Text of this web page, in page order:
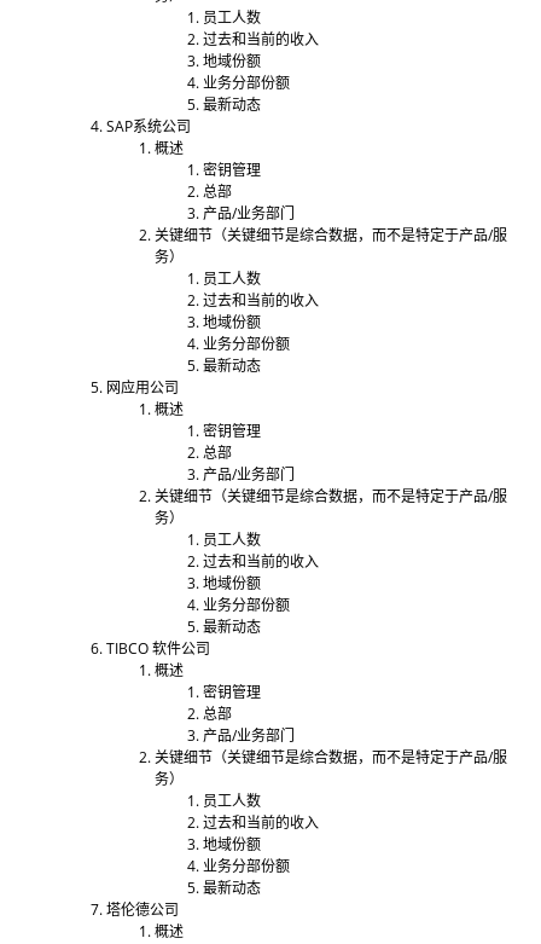
员工人数
过去和当前的收入
地域份额
业务分部份额
最新动态
SAP系统公司
概述
密钥管理
总部
产品/业务部门
关键细节（关键细节是综合数据，而不是特定于产品/服
务）
员工人数
过去和当前的收入
地域份额
业务分部份额
最新动态
网应用公司
概述
密钥管理
总部
产品/业务部门
关键细节（关键细节是综合数据，而不是特定于产品/服
务）
员工人数
过去和当前的收入
地域份额
业务分部份额
最新动态
TIBCO 软件公司
概述
密钥管理
总部
产品/业务部门
关键细节（关键细节是综合数据，而不是特定于产品/服
务）
员工人数
过去和当前的收入
地域份额
业务分部份额
最新动态
塔伦德公司
概述